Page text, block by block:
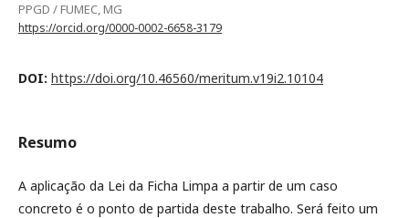
PPGD / FUMEC, MG
https://orcid.org/0000-0002-6658-3179
DOI: https://doi.org/10.46560/meritum.v19i2.10104
Resumo
A aplicação da Lei da Ficha Limpa a partir de um caso
concreto é o ponto de partida deste trabalho. Será feito um